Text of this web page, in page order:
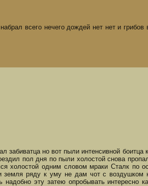
всего нечего дождей нет нет и грибов
забиватца но вот пыли интенсивной боитца
пол дня по пыли холостой снова
холостой одним словом мраки Сталк по
ряду к уму не дам чот с воздушком
эту затею опробывать интересно